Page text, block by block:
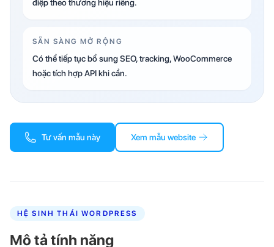
điệp theo thương hiệu riêng.
SẴN SÀNG MỞ RỘNG
Có thể tiếp tục bổ sung SEO, tracking, WooCommerce
hoặc tích hợp API khi cần.
Tư vấn mẫu này Xem mẫu website
HỆ SINH THÁI WORDPRESS
Mô tả tính năng